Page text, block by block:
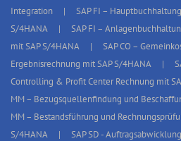
Integration
SAP FI –
S/4HANA
SAP FI –
mit SAP S/4HANA
SAP CO –
Ergebnisrechnung mit SAP S/4HANA
Controlling & Profit Center Rechnung mit
MM – Bezugsquellenfindung und
MM – Bestandsführung und
S/4HANA
SAP SD -